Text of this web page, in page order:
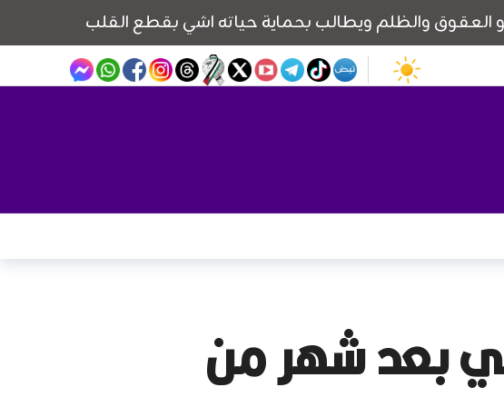
بعد شهر من